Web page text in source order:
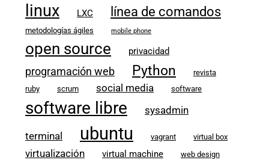
linux LXC línea de comandos
metodologías ágiles mobile phone
open source privacidad
programación web Python
revista
ruby
scrum social media software
software libre sysadmin
terminal ubuntu vagrant virtual box
virtualización virtual machine web design